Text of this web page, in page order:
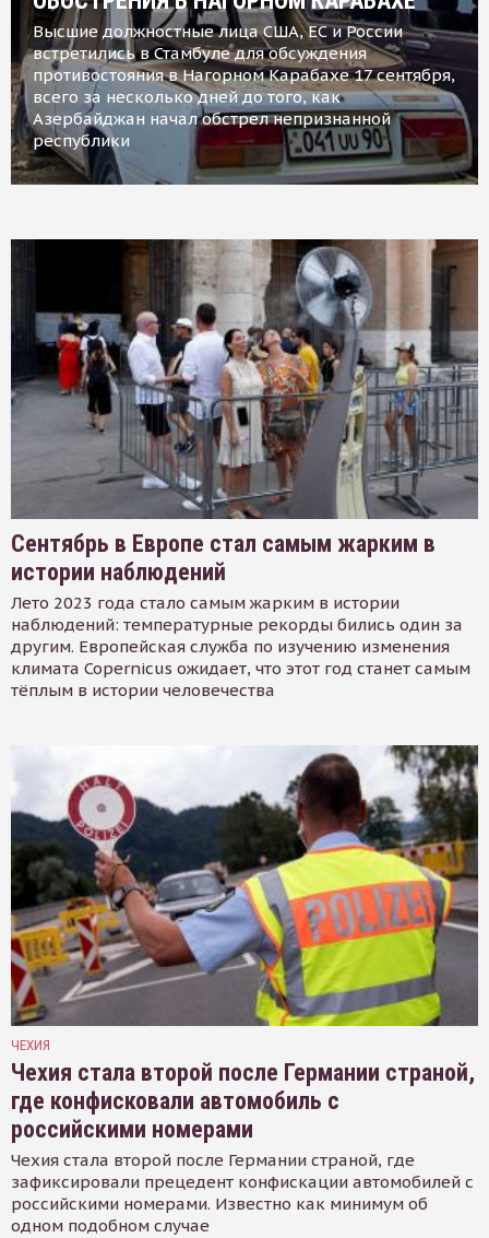
Высшие должностные лица США, ЕС и России
встретились в Стамбуле для обсуждения
противостояния в Нагорном Карабахе 17 сентября,
всего за несколько дней до того, как
Азербайджан начал обстрел непризнанной
республики
Сентябрь в Европе стал самым жарким в
истории наблюдений
Лето 2023 года стало самым жарким в истории
наблюдений: температурные рекорды бились один за
другим. Европейская служба по изучению изменения
климата Copernicus ожидает, что этот год станет самым
тёплым в истории человечества
ЧЕХИЯ
Чехия стала второй после Германии страной,
где конфисковали автомобиль с
российскими номерами
Чехия стала второй после Германии страной, где
зафиксировали прецедент конфискации автомобилей с
российскими номерами. Известно как минимум об
одном подобном случае